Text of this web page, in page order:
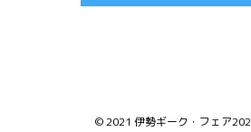
© 2021 伊勢ギーク・フェア